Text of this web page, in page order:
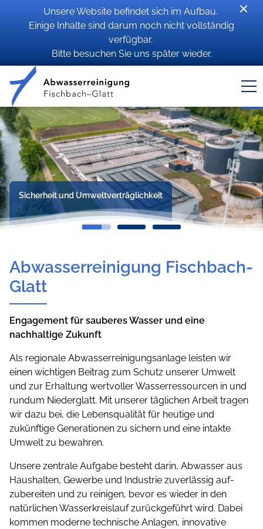
Unsere Website befindet sich im Aufbau.
Einige Inhalte sind darum noch nicht vollständig
verfügbar.
Bitte besuchen Sie uns später wieder.
Sicherheit und Umweltverträglichkeit
Abwasserreinigung Fischbach-
Glatt
Engagement für sauberes Wasser und eine
nachhaltige Zukunft
Als regionale Abwasserreinigungsanlage leisten wir
einen wichtigen Beitrag zum Schutz unserer Umwelt
und zur Erhaltung wertvoller Wasserressourcen in und
rundum Niederglatt. Mit unserer täglichen Arbeit tragen
wir dazu bei, die Lebensqualität für heutige und
zukünftige Generationen zu sichern und eine intakte
Umwelt zu bewahren.
Unsere zentrale Aufgabe besteht darin, Abwasser aus
Haushalten, Gewerbe und Industrie zuverlässig auf­
zubereiten und zu reinigen, bevor es wieder in den
natürlichen Wasserkreislauf zurückgeführt wird. Dabei
kommen moderne technische Anlagen, innovative